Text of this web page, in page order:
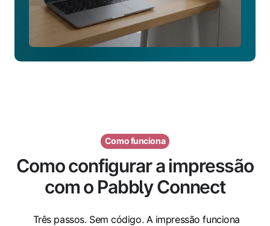
Como funciona
Como configurar a impressão
com o Pabbly Connect
Três passos. Sem código. A impressão funciona